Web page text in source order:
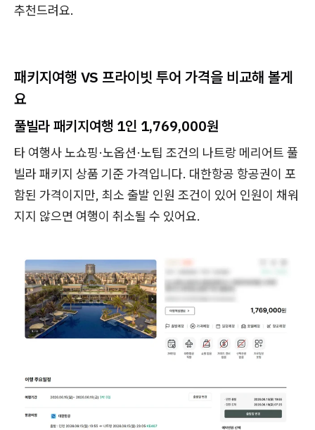
추천드려요.
패키지여행 VS 프라이빗 투어 가격을 비교해 볼게
요
풀빌라 패키지여행 1인 1,769,000원
타 여행사 노쇼핑·노옵션·노팁 조건의 나트랑 메리어트 풀
빌라 패키지 상품 기준 가격입니다. 대한항공 항공권이 포
함된 가격이지만, 최소 출발 인원 조건이 있어 인원이 채워
지지 않으면 여행이 취소될 수 있어요.